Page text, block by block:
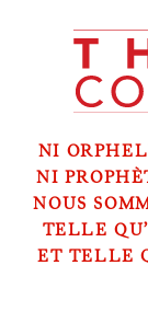
NI
NI
NOUS
TELLE
ET TELLE